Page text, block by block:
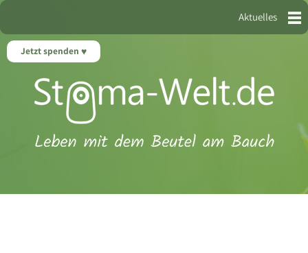
Jetzt spenden
Aktuelles